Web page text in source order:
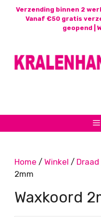
Verzending binnen 2
Vanaf €50 gratis
geopend |
Home / Winkel / Draad
2mm
Waxkoord